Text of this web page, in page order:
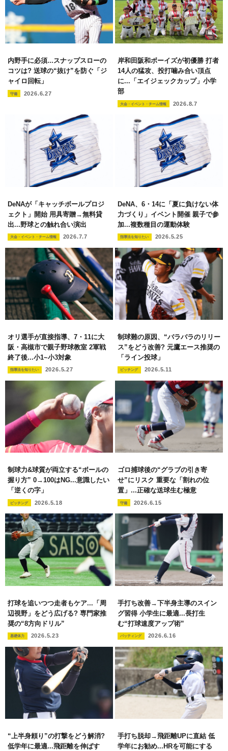
内野手に必須...スナップスローの
コツは? 送球の“抜け”を防ぐ「ジ
ャイロ回転」
守備 2026.6.27
岸和田阪和ボーイズが初優勝 打者
14人の猛攻、投打噛み合い頂点
に...「エイジェックカップ」小学
部
大会・イベント・チーム情報 2026.8.7
DeNAが「キャッチボールプロジ
ェクト」開始 用具寄贈→無料貸
出...野球との触れ合い演出
大会・イベント・チーム情報 2026.7.7
DeNA、6・14に「夏に負けない体
力づくり」イベント開催 親子で参
加...複数種目の運動体験
指導法を知りたい 2026.5.25
オリ選手が直接指導、7・11に大
阪・高槻市で親子野球教室 2軍戦
終了後...小1~小3対象
指導法を知りたい 2026.5.27
制球難の原因、“バラバラのリリー
ス”をどう改善? 元鷹エース推奨の
「ライン投球」
ピッチング 2026.5.11
制球力&球質が両立する“ボールの
握り方” 0→100はNG...意識したい
「逆くの字」
ピッチング 2026.5.18
ゴロ捕球後の“グラブの引き寄
せ”にリスク 重要な「割れの位
置」...正確な送球生む極意
守備 2026.6.15
打球を追いつつ走者もケア...「周
辺視野」をどう広げる? 専門家推
奨の“8方向ドリル”
基礎体力 2026.5.23
手打ち改善→下半身主導のスイン
グ習得 小学生に最適...長打生
む“打球速度アップ術”
バッティング 2026.6.16
“上半身頼り”の打撃をどう解消?
低学年に最適...飛距離を伸ばす
手打ち脱却→飛距離UPに直結 低
学年にお勧め...HRを可能にする